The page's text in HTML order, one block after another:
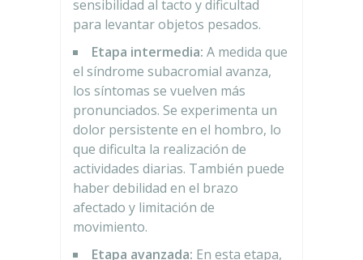
sensibilidad al tacto y dificultad
para levantar objetos pesados.
Etapa intermedia: A medida que
el síndrome subacromial avanza,
los síntomas se vuelven más
pronunciados. Se experimenta un
dolor persistente en el hombro, lo
que dificulta la realización de
actividades diarias. También puede
haber debilidad en el brazo
afectado y limitación de
movimiento.
Etapa avanzada: En esta etapa,